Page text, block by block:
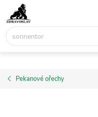
na
obsah
Pekanové ořechy